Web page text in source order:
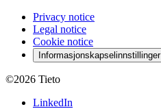
Privacy notice
Legal notice
Cookie notice
Informasjonskapselinnstillinger
©2026 Tieto
LinkedIn